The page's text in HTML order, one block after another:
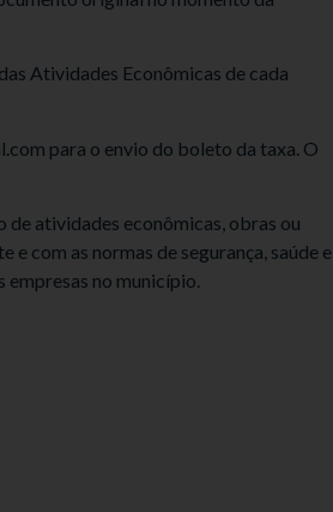
Atividades Econômicas de cada
para o envio do boleto da taxa. O
de atividades econômicas, obras ou
com as normas de segurança, saúde e
empresas no município.